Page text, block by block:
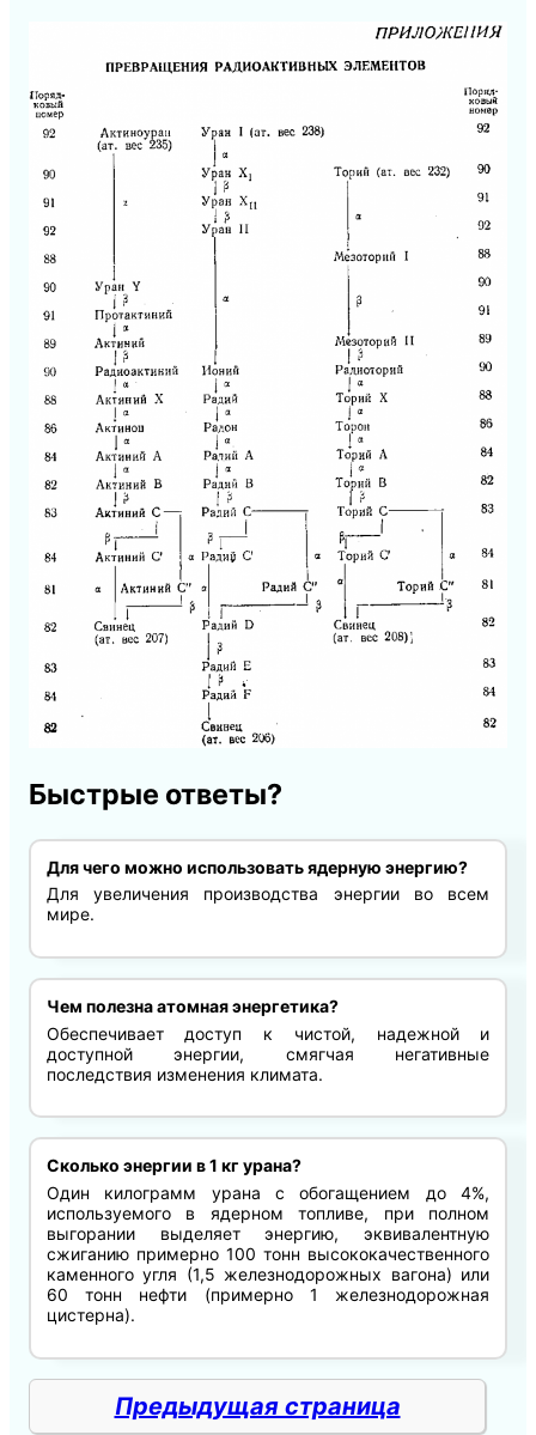
Быстрые ответы?
Для чего можно использовать ядерную энергию?
Для увеличения производства энергии во всем
мире.
Чем полезна атомная энергетика?
Обеспечивает доступ к чистой, надежной и
доступной энергии, смягчая негативные
последствия изменения климата.
Сколько энергии в 1 кг урана?
Один килограмм урана с обогащением до 4%,
используемого в ядерном топливе, при полном
выгорании выделяет энергию, эквивалентную
сжиганию примерно 100 тонн высококачественного
каменного угля (1,5 железнодорожных вагона) или
60 тонн нефти (примерно 1 железнодорожная
цистерна).
Предыдущая страница